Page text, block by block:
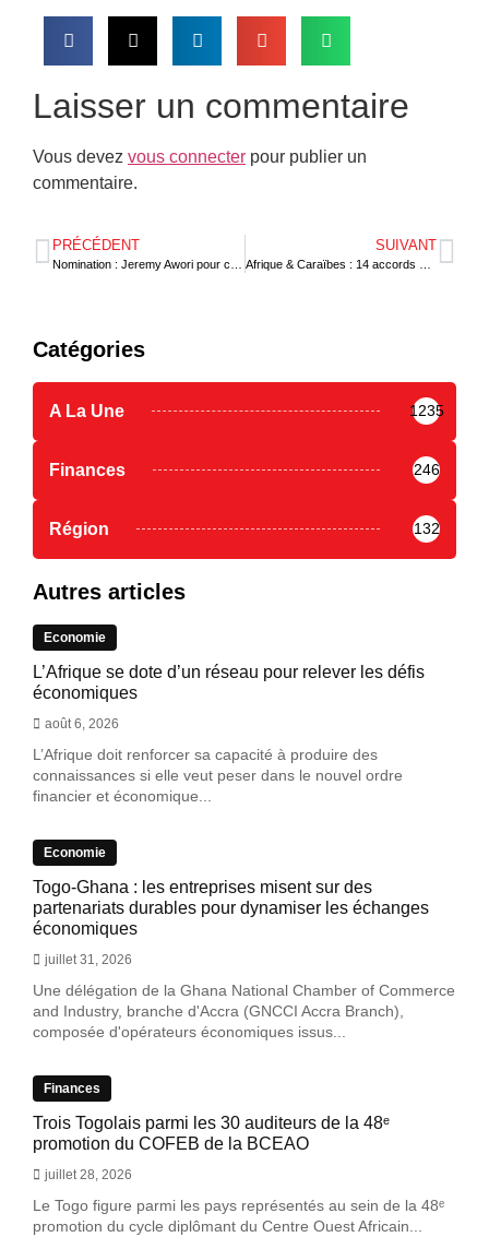
Laisser un commentaire
Vous devez vous connecter pour publier un
commentaire.
PRÉCÉDENT SUIVANT
Catégories
A La Une 1235
Finances 246
Région 132
Autres articles
Economie
L’Afrique se dote d’un réseau pour relever les défis
économiques
août 6, 2026
L’Afrique doit renforcer sa capacité à produire des
connaissances si elle veut peser dans le nouvel ordre
financier et économique...
Economie
Togo-Ghana : les entreprises misent sur des
partenariats durables pour dynamiser les échanges
économiques
juillet 31, 2026
Une délégation de la Ghana National Chamber of Commerce
and Industry, branche d'Accra (GNCCI Accra Branch),
composée d'opérateurs économiques issus...
Finances
Trois Togolais parmi les 30 auditeurs de la 48ᵉ
promotion du COFEB de la BCEAO
juillet 28, 2026
Le Togo figure parmi les pays représentés au sein de la 48ᵉ
promotion du cycle diplômant du Centre Ouest Africain...